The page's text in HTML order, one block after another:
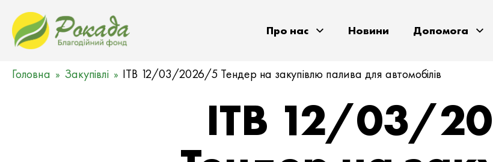
Про нас Новини Допомога
Головна Закупівлі ITB 12/03/2026/5 Тендер на закупівлю палива для автомобілів
ITB 12/03/